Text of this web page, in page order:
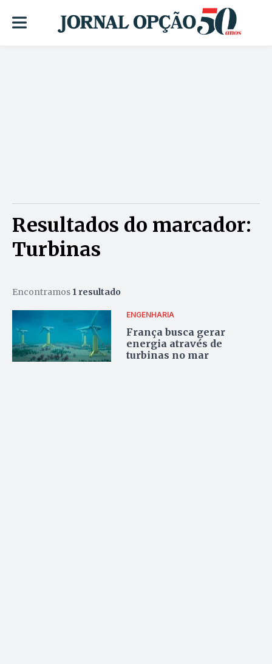
Resultados do marcador:
Turbinas
Encontramos 1 resultado
ENGENHARIA
França busca gerar
energia através de
turbinas no mar